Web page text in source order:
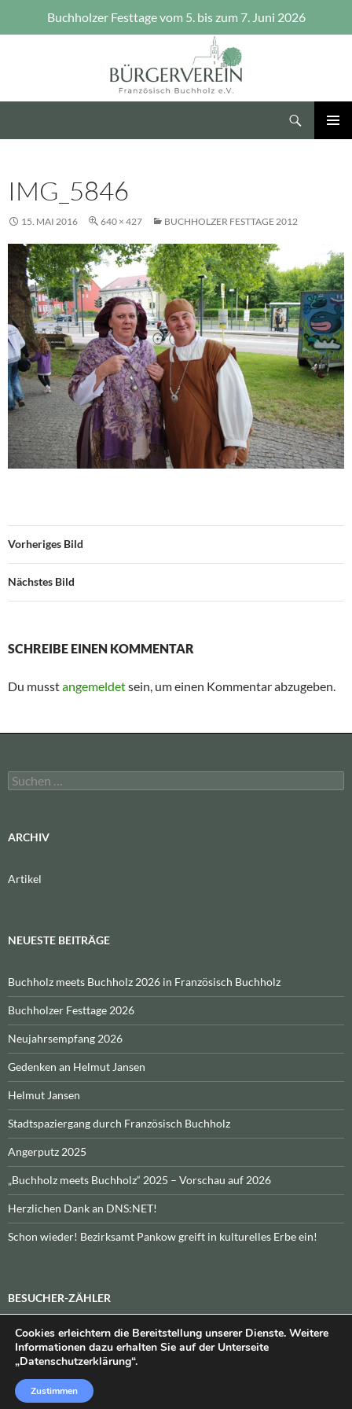
Buchholzer Festtage vom 5. bis zum 7. Juni 2026
IMG_5846
15. MAI 2016 640 × 427 BUCHHOLZER FESTTAGE 2012
Vorheriges Bild
Nächstes Bild
SCHREIBE EINEN KOMMENTAR
Du musstangemeldetsein, um einen Kommentar abzugeben.
Suchen
nach:
ARCHIV
Artikel
NEUESTE BEITRÄGE
Buchholz meets Buchholz 2026 in Französisch Buchholz
Buchholzer Festtage 2026
Neujahrsempfang 2026
Gedenken an Helmut Jansen
Helmut Jansen
Stadtspaziergang durch Französisch Buchholz
Angerputz 2025
„Buchholz meets Buchholz“ 2025 – Vorschau auf 2026
Herzlichen Dank an DNS:NET!
Schon wieder! Bezirksamt Pankow greift in kulturelles Erbe ein!
BESUCHER-ZÄHLER
Heute:_\n\nInsgesamt:_
Datenschutzerklärung
Cookies erleichtern die Bereitstellung unserer Dienste. Weitere
Informationen dazu erhalten Sie auf der Unterseite
„Datenschutzerklärung“.
Zustimmen